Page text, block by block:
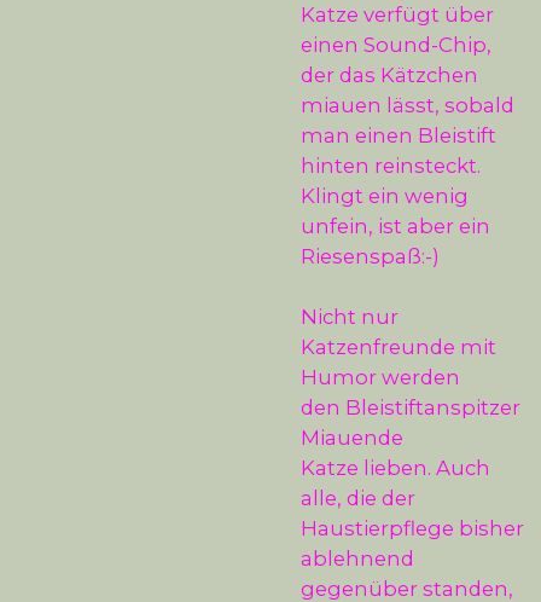
Katze verfügt über
einen Sound-Chip,
der das Kätzchen
miauen lässt, sobald
man einen Bleistift
hinten reinsteckt.
Klingt ein wenig
unfein, ist aber ein
Riesenspaß:-)
Nicht nur
Katzenfreunde mit
Humor werden
den Bleistiftanspitzer
Miauende
Katze lieben. Auch
alle, die der
Haustierpflege bisher
ablehnend
gegenüber standen,